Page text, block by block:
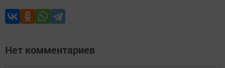
Нет комментариев